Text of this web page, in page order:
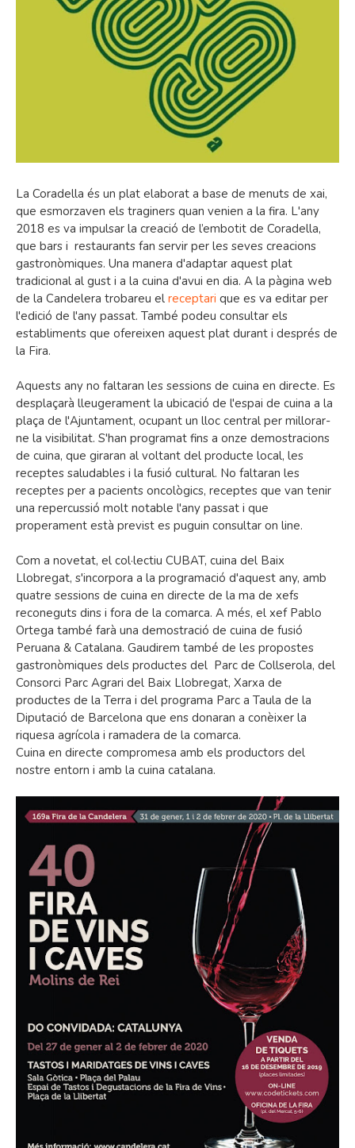
La Coradella és un plat elaborat a base de menuts de xai,
que esmorzaven els traginers quan venien a la fira. L'any
2018 es va impulsar la creació de l’embotit de Coradella,
que bars i restaurants fan servir per les seves creacions
gastronòmiques. Una manera d'adaptar aquest plat
tradicional al gust i a la cuina d'avui en dia. A la pàgina web
de la Candelera trobareu el receptari que es va editar per
l'edició de l'any passat. També podeu consultar els
establiments que ofereixen aquest plat durant i després de
la Fira.
Aquests any no faltaran les sessions de cuina en directe. Es
desplaçarà lleugerament la ubicació de l'espai de cuina a la
plaça de l'Ajuntament, ocupant un lloc central per millorar-
ne la visibilitat. S'han programat fins a onze demostracions
de cuina, que giraran al voltant del producte local, les
receptes saludables i la fusió cultural. No faltaran les
receptes per a pacients oncològics, receptes que van tenir
una repercussió molt notable l'any passat i que
properament està previst es puguin consultar on line.
Com a novetat, el col·lectiu CUBAT, cuina del Baix
Llobregat, s'incorpora a la programació d'aquest any, amb
quatre sessions de cuina en directe de la ma de xefs
reconeguts dins i fora de la comarca. A més, el xef Pablo
Ortega també farà una demostració de cuina de fusió
Peruana & Catalana. Gaudirem també de les propostes
gastronòmiques dels productes del Parc de Collserola, del
Consorci Parc Agrari del Baix Llobregat, Xarxa de
productes de la Terra i del programa Parc a Taula de la
Diputació de Barcelona que ens donaran a conèixer la
riquesa agrícola i ramadera de la comarca.
Cuina en directe compromesa amb els productors del
nostre entorn i amb la cuina catalana.